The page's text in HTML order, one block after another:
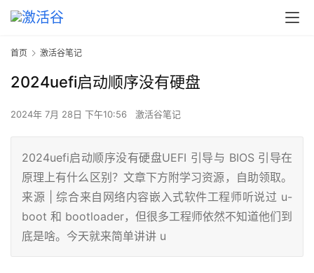
首页 激活谷笔记
2024uefi启动顺序没有硬盘
2024年 7月 28日 下午10:56 激活谷笔记
2024uefi启动顺序没有硬盘UEFI 引导与 BIOS 引导在
原理上有什么区别？文章下方附学习资源，自助领取。
来源 | 综合来自网络内容嵌入式软件工程师听说过 u-
boot 和 bootloader，但很多工程师依然不知道他们到
底是啥。今天就来简单讲讲 u